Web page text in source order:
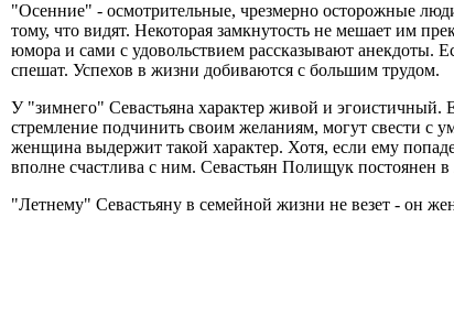
"Осенние" - осмотрительные, чрезмерно осторожные
тому, что видят. Некоторая замкнутость не мешает им
юмора и сами с удовольствием рассказывают анекдоты.
спешат. Успехов в жизни добиваются с большим трудом.
У "зимнего" Севастьяна характер живой и эгоистичный.
стремление подчинить своим желаниям, могут свести
женщина выдержит такой характер. Хотя, если ему
вполне счастлива с ним. Севастьян Полищук постоянен
"Летнему" Севастьяну в семейной жизни не везет - он